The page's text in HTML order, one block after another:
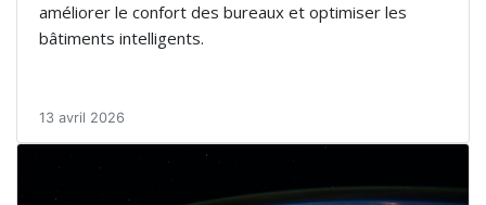
améliorer le confort des bureaux et optimiser les
bâtiments intelligents.
13 avril 2026